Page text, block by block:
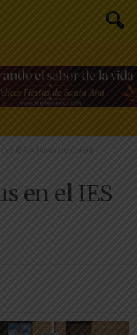
el IES Alhama de Corella
en el IES